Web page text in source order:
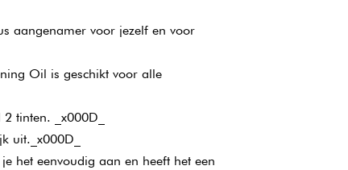
aangenamer voor jezelf en voor
Oil is geschikt voor alle
tinten. _x000D_
uit._x000D_
het eenvoudig aan en heeft het een